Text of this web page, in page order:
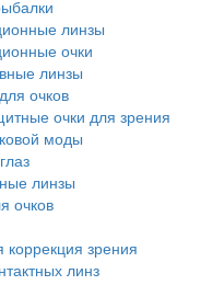
линзы
очки
линзы
очков
очки для зрения
моды
линзы
очков
коррекция зрения
линз